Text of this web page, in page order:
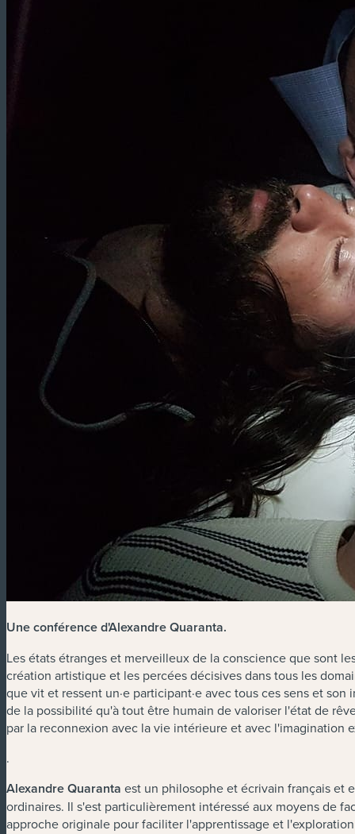
Une conférence d'Alexandre Quaranta.
Les états étranges et merveilleux de la conscience que sont
création artistique et les percées décisives dans tous les
que vit et ressent un·e participant·e avec tous ces sens et
de la possibilité qu'à tout être humain de valoriser l'état de
par la reconnexion avec la vie intérieure et avec l'imagination
.
Alexandre Quaranta est un philosophe et écrivain français et
ordinaires. Il s'est particulièrement intéressé aux moyens de
approche originale pour faciliter l'apprentissage et